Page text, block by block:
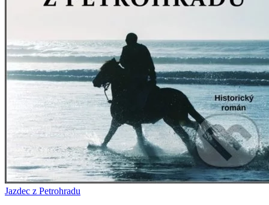
Jazdec z Petrohradu